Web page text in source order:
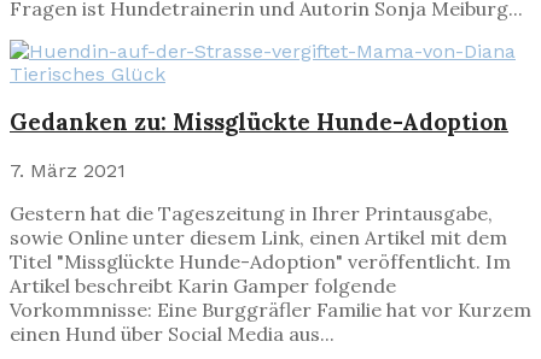
Fragen ist Hundetrainerin und Autorin Sonja Meiburg...
Tierisches Glück
Gedanken zu: Missglückte Hunde-Adoption
7. März 2021
Gestern hat die Tageszeitung in Ihrer Printausgabe,
sowie Online unter diesem Link, einen Artikel mit dem
Titel "Missglückte Hunde-Adoption" veröffentlicht. Im
Artikel beschreibt Karin Gamper folgende
Vorkommnisse: Eine Burggräfler Familie hat vor Kurzem
einen Hund über Social Media aus...